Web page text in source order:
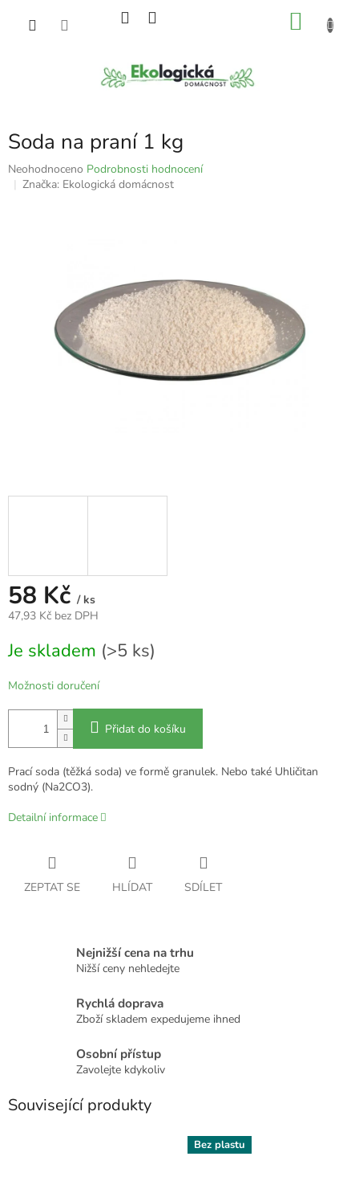
Soda na praní 1 kg
Průměrné
hodnocení
Neohodnoceno Podrobnosti hodnocení
Značka: Ekologická domácnost
58 Kč / ks
47,93 Kč bez DPH
cena:
Je skladem (>5 ks)
Možnosti doručení
Přidat do košíku
Prací soda (těžká soda) ve formě granulek. Nebo také Uhličitan
sodný (Na2CO3).
Detailní informace
ZEPTAT SE HLÍDAT SDÍLET
Nejnižší cena na trhu
Nižší ceny nehledejte
Rychlá doprava
Zboží skladem expedujeme ihned
Osobní přístup
Zavolejte kdykoliv
Související produkty
Bez plastu